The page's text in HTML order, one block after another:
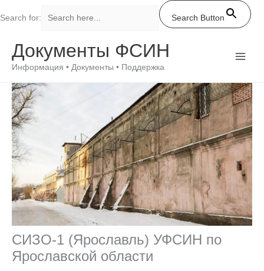
Search for: Search Button
содержимому
Документы ФСИН
Информация • Документы • Поддержка
СИЗО-1 (Ярославль) УФСИН по
Ярославской области